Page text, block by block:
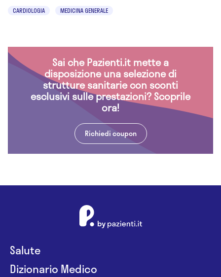
CARDIOLOGIA MEDICINA GENERALE
Sai che Pazienti.it mette a
disposizione una selezione di
strutture sanitarie con sconti
esclusivi sulle prestazioni? Scoprile
ora!
Richiedi coupon
Salute
Dizionario Medico